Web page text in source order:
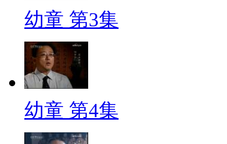
幼童 第3集
幼童 第4集